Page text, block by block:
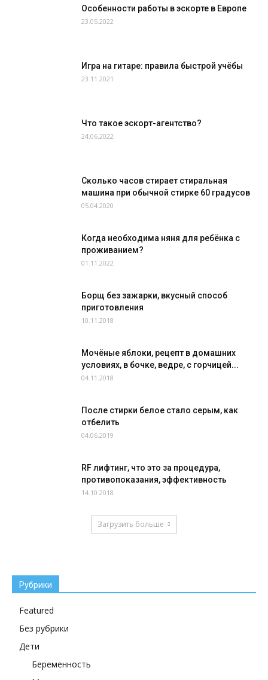
Особенности работы в эскорте в Европе
23.05.2022
Игра на гитаре: правила быстрой учёбы
23.11.2021
Что такое эскорт-агентство?
24.06.2022
Сколько часов стирает стиральная
машина при обычной стирке 60 градусов
05.04.2020
Когда необходима няня для ребёнка с
проживанием?
01.11.2022
Борщ без зажарки, вкусный способ
приготовления
10.11.2018
Мочёные яблоки, рецепт в домашних
условиях, в бочке, ведре, с горчицей...
04.11.2018
После стирки белое стало серым, как
отбелить
04.06.2019
RF лифтинг, что это за процедура,
противопоказания, эффективность
14.10.2018
Загрузить больше
Рубрики
Featured
Без рубрики
Дети
Беременность